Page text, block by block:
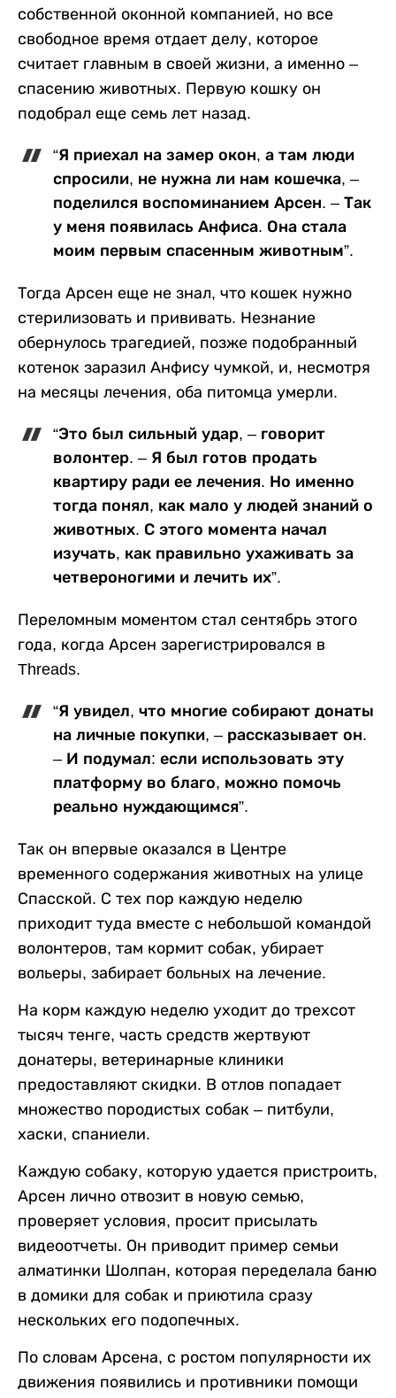
собственной оконной компанией, но все
свободное время отдает делу, которое
считает главным в своей жизни, а именно –
спасению животных. Первую кошку он
подобрал еще семь лет назад.
“Я приехал на замер окон, а там люди
спросили, не нужна ли нам кошечка, –
поделился воспоминанием Арсен. – Так
у меня появилась Анфиса. Она стала
моим первым спасенным животным”.
Тогда Арсен еще не знал, что кошек нужно
стерилизовать и прививать. Незнание
обернулось трагедией, позже подобранный
котенок заразил Анфису чумкой, и, несмотря
на месяцы лечения, оба питомца умерли.
“Это был сильный удар, – говорит
волонтер. – Я был готов продать
квартиру ради ее лечения. Но именно
тогда понял, как мало у людей знаний о
животных. С этого момента начал
изучать, как правильно ухаживать за
четвероногими и лечить их”.
Переломным моментом стал сентябрь этого
года, когда Арсен зарегистрировался в
Threads.
“Я увидел, что многие собирают донаты
на личные покупки, – рассказывает он.
– И подумал: если использовать эту
платформу во благо, можно помочь
реально нуждающимся”.
Так он впервые оказался в Центре
временного содержания животных на улице
Спасской. С тех пор каждую неделю
приходит туда вместе с небольшой командой
волонтеров, там кормит собак, убирает
вольеры, забирает больных на лечение.
На корм каждую неделю уходит до трехсот
тысяч тенге, часть средств жертвуют
донатеры, ветеринарные клиники
предоставляют скидки. В отлов попадает
множество породистых собак – питбули,
хаски, спаниели.
Каждую собаку, которую удается пристроить,
Арсен лично отвозит в новую семью,
проверяет условия, просит присылать
видеоотчеты. Он приводит пример семьи
алматинки Шолпан, которая переделала баню
в домики для собак и приютила сразу
нескольких его подопечных.
По словам Арсена, с ростом популярности их
движения появились и противники помощи